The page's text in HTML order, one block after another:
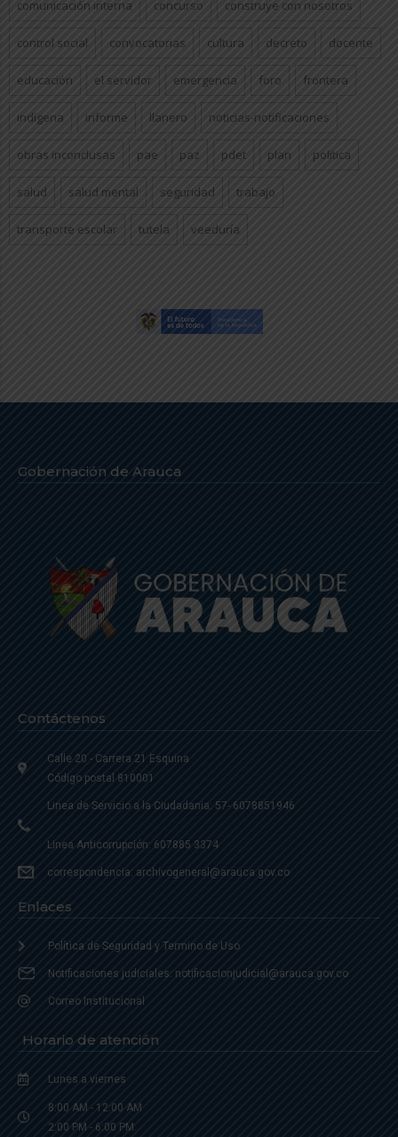
comunicación interna concurso construye con nosotros
control social convocatorias cultura decreto docente
educación el servidor emergencia foro frontera
indígena informe llanero noticias-notificaciones
obras inconclusas pae paz pdet plan politica
salud salud mental seguridad trabajo
transporte escolar tutela veeduría
Gobernación de Arauca
Contáctenos
Calle 20 - Carrera 21 Esquina
Código postal 810001
Linea de Servicio a la Ciudadania: 57- 6078851946
Linea Anticorrupción: 607885 3374
correspondencia: archivogeneral@arauca.gov.co
Enlaces
Política de Seguridad y Termino de Uso
Notificaciones judiciales: notificacionjudicial@arauca.gov.co
Correo Institucional
Horario de atención
Lunes a viernes
8:00 AM - 12:00 AM
2:00 PM - 6:00 PM.